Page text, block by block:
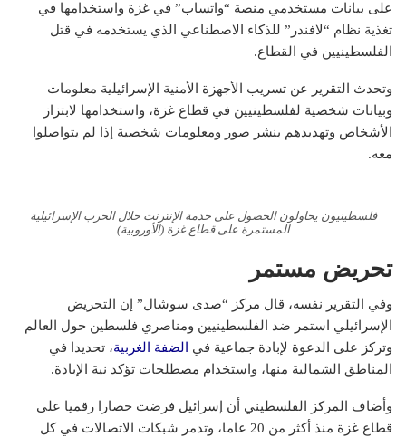
على بيانات مستخدمي منصة “واتساب” في غزة واستخدامها في
تغذية نظام “لافندر” للذكاء الاصطناعي الذي يستخدمه في قتل
الفلسطينيين في القطاع.
وتحدث التقرير عن تسريب الأجهزة الأمنية الإسرائيلية معلومات
وبيانات شخصية لفلسطينيين في قطاع غزة، واستخدامها لابتزاز
الأشخاص وتهديدهم بنشر صور ومعلومات شخصية إذا لم يتواصلوا
معه.
فلسطينيون يحاولون الحصول على خدمة الإنترنت خلال الحرب الإسرائيلية
المستمرة على قطاع غزة (الأوروبية)
تحريض مستمر
وفي التقرير نفسه، قال مركز “صدى سوشال” إن التحريض
الإسرائيلي استمر ضد الفلسطينيين ومناصري فلسطين حول العالم
وتركز على الدعوة لإبادة جماعية في
الضفة الغربية، تحديدا في
المناطق الشمالية منها، واستخدام مصطلحات تؤكد نية الإبادة.
وأضاف المركز الفلسطيني أن إسرائيل فرضت حصارا رقميا على
قطاع غزة منذ أكثر من 20 عاما، وتدمر شبكات الاتصالات في كل